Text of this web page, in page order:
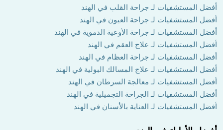
أفضل المستشفيات لـ جراحة القلب في الهند
أفضل المستشفيات لـ جراحة العيون في الهند
أفضل المستشفيات لـ جراحة الأوعية الدموية في الهند
أفضل المستشفيات لـ علاج العقم في الهند
أفضل المستشفيات لـ جراحة العظام في الهند
أفضل المستشفيات لـ علاج المسالك البولية في الهند
أفضل المستشفيات لـ معالجة السرطان في الهند
أفضل المستشفيات لـ الجراحة التجميلية في الهند
أفضل المستشفيات لـ العناية بالأسنان في الهند